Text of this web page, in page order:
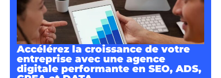
Accélérez la croissance de votre
entreprise avec une agence
digitale performante en SEO, ADS,